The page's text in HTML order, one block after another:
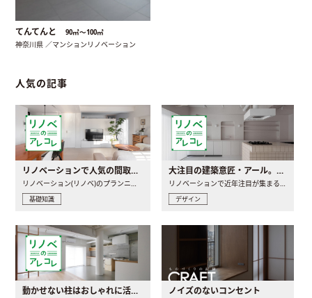
てんてんと 90㎡〜100㎡
神奈川県 ／マンションリノベーション
人気の記事
リノベーションで人気の間取りとは？トレンドの間取りと実例を徹底解説
リノベーション(リノベ)のプランニングで一番最初に決めるのは..
基礎知識
大注目の建築意匠・アール。人気の理由と空間に取り入れるポイント
リノベーションで近年注目が集まる建築意匠の一つであるアール..
デザイン
動かせない柱はおしゃれに活用！柱を魅せるリノベーション(リノベ)4選 ノイズのないコンセント